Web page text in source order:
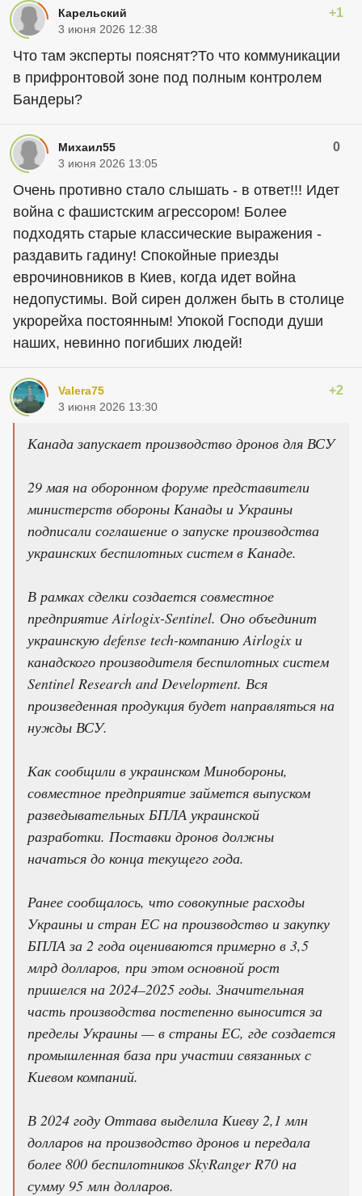
Карельский +1
3 июня 2026 12:38
Что там эксперты пояснят?То что коммуникации
в прифронтовой зоне под полным контролем
Бандеры?
Михаил55 0
3 июня 2026 13:05
Очень противно стало слышать - в ответ!!! Идет
война с фашистским агрессором! Более
подходять старые классические выражения -
раздавить гадину! Спокойные приезды
еврочиновников в Киев, когда идет война
недопустимы. Вой сирен должен быть в столице
укрорейха постоянным! Упокой Господи души
наших, невинно погибших людей!
Valera75 +2
3 июня 2026 13:30
Канада запускает производство дронов для ВСУ
29 мая на оборонном форуме представители
министерств обороны Канады и Украины
подписали соглашение о запуске производства
украинских беспилотных систем в Канаде.
В рамках сделки создается совместное
предприятие Airlogix-Sentinel. Оно объединит
украинскую defense tech-компанию Airlogix и
канадского производителя беспилотных систем
Sentinel Research and Development. Вся
произведенная продукция будет направляться на
нужды ВСУ.
Как сообщили в украинском Минобороны,
совместное предприятие займется выпуском
разведывательных БПЛА украинской
разработки. Поставки дронов должны
начаться до конца текущего года.
Ранее сообщалось, что совокупные расходы
Украины и стран ЕС на производство и закупку
БПЛА за 2 года оцениваются примерно в 3,5
млрд долларов, при этом основной рост
пришелся на 2024–2025 годы. Значительная
часть производства постепенно выносится за
пределы Украины — в страны ЕС, где создается
промышленная база при участии связанных с
Киевом компаний.
В 2024 году Оттава выделила Киеву 2,1 млн
долларов на производство дронов и передала
более 800 беспилотников SkyRanger R70 на
сумму 95 млн долларов.